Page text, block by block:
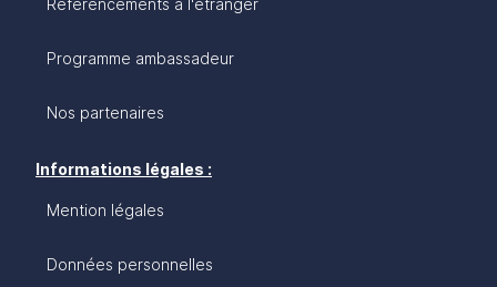
Référencements à l'étranger
Programme ambassadeur
Nos partenaires
Informations légales :
Mention légales
Données personnelles